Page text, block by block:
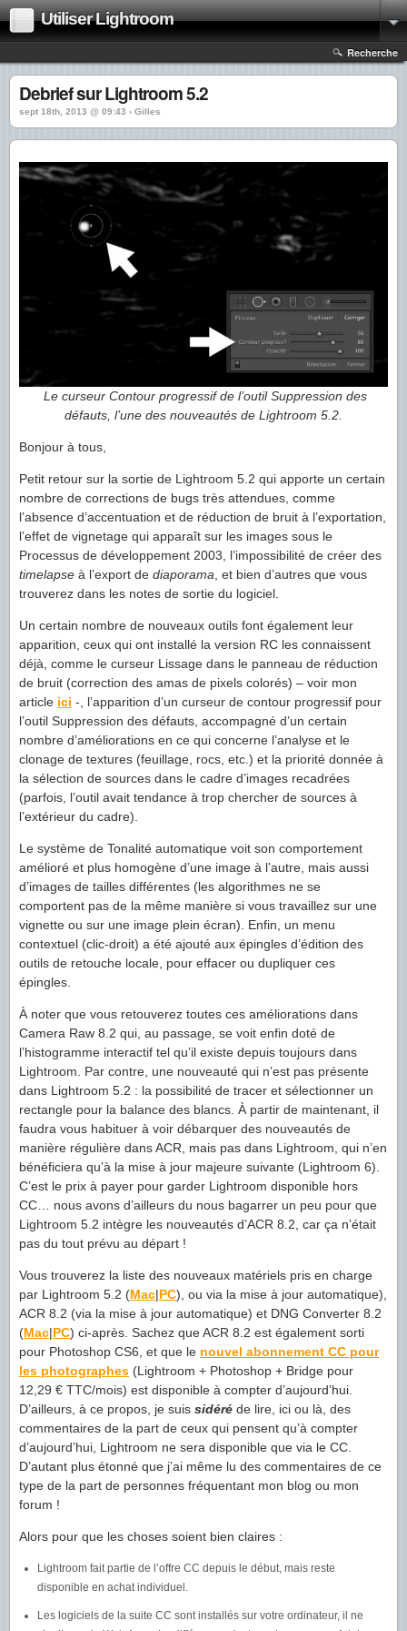
Utiliser Lightroom
Recherche
Debrief sur Lightroom 5.2
sept 18th, 2013 @ 09:43 › Gilles
Le curseur Contour progressif de l’outil Suppression des
défauts, l’une des nouveautés de Lightroom 5.2.
Bonjour à tous,
Petit retour sur la sortie de Lightroom 5.2 qui apporte un certain
nombre de corrections de bugs très attendues, comme
l’absence d’accentuation et de réduction de bruit à l’exportation,
l’effet de vignetage qui apparaît sur les images sous le
Processus de développement 2003, l’impossibilité de créer des
timelapse à l’export de diaporama , et bien d’autres que vous
trouverez dans les notes de sortie du logiciel.
Un certain nombre de nouveaux outils font également leur
apparition, ceux qui ont installé la version RC les connaissent
déjà, comme le curseur Lissage dans le panneau de réduction
de bruit (correction des amas de pixels colorés) – voir mon
article ici -, l’apparition d’un curseur de contour progressif pour
l’outil Suppression des défauts, accompagné d’un certain
nombre d’améliorations en ce qui concerne l’analyse et le
clonage de textures (feuillage, rocs, etc.) et la priorité donnée à
la sélection de sources dans le cadre d’images recadrées
(parfois, l’outil avait tendance à trop chercher de sources à
l’extérieur du cadre).
Le système de Tonalité automatique voit son comportement
amélioré et plus homogène d’une image à l’autre, mais aussi
d’images de tailles différentes (les algorithmes ne se
comportent pas de la même manière si vous travaillez sur une
vignette ou sur une image plein écran). Enfin, un menu
contextuel (clic-droit) a été ajouté aux épingles d’édition des
outils de retouche locale, pour effacer ou dupliquer ces
épingles.
À noter que vous retouverez toutes ces améliorations dans
Camera Raw 8.2 qui, au passage, se voit enfin doté de
l’histogramme interactif tel qu’il existe depuis toujours dans
Lightroom. Par contre, une nouveauté qui n’est pas présente
dans Lightroom 5.2 : la possibilité de tracer et sélectionner un
rectangle pour la balance des blancs. À partir de maintenant, il
faudra vous habituer à voir débarquer des nouveautés de
manière régulière dans ACR, mais pas dans Lightroom, qui n’en
bénéficiera qu’à la mise à jour majeure suivante (Lightroom 6).
C’est le prix à payer pour garder Lightroom disponible hors
CC… nous avons d’ailleurs du nous bagarrer un peu pour que
Lightroom 5.2 intègre les nouveautés d’ACR 8.2, car ça n’était
pas du tout prévu au départ !
Vous trouverez la liste des nouveaux matériels pris en charge
par Lightroom 5.2 (Mac|PC), ou via la mise à jour automatique),
ACR 8.2 (via la mise à jour automatique) et DNG Converter 8.2
(Mac|PC) ci-après. Sachez que ACR 8.2 est également sorti
pour Photoshop CS6, et que le nouvel abonnement CC pour
les photographes (Lightroom + Photoshop + Bridge pour
12,29 € TTC/mois) est disponible à compter d’aujourd’hui.
D’ailleurs, à ce propos, je suis sidéré de lire, ici ou là, des
commentaires de la part de ceux qui pensent qu’à compter
d’aujourd’hui, Lightroom ne sera disponible que via le CC.
D’autant plus étonné que j’ai même lu des commentaires de ce
type de la part de personnes fréquentant mon blog ou mon
forum !
Alors pour que les choses soient bien claires :
Lightroom fait partie de l’offre CC depuis le début, mais reste
disponible en achat individuel.
Les logiciels de la suite CC sont installés sur votre ordinateur, il ne